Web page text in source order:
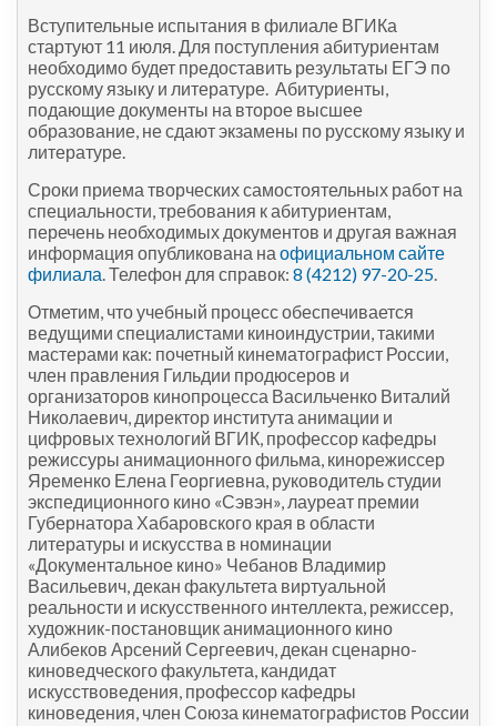
Вступительные испытания в филиале ВГИКа
стартуют 11 июля. Для поступления абитуриентам
необходимо будет предоставить результаты ЕГЭ по
русскому языку и литературе. Абитуриенты,
подающие документы на второе высшее
образование, не сдают экзамены по русскому языку и
литературе.
Сроки приема творческих самостоятельных работ на
специальности, требования к абитуриентам,
перечень необходимых документов и другая важная
информация опубликована на официальном сайте
филиала. Телефон для справок: 8 (4212) 97-20-25.
Отметим, что учебный процесс обеспечивается
ведущими специалистами киноиндустрии, такими
мастерами как: почетный кинематографист России,
член правления Гильдии продюсеров и
организаторов кинопроцесса Васильченко Виталий
Николаевич, директор института анимации и
цифровых технологий ВГИК, профессор кафедры
режиссуры анимационного фильма, кинорежиссер
Яременко Елена Георгиевна, руководитель студии
экспедиционного кино «Сэвэн», лауреат премии
Губернатора Хабаровского края в области
литературы и искусства в номинации
«Документальное кино» Чебанов Владимир
Васильевич, декан факультета виртуальной
реальности и искусственного интеллекта, режиссер,
художник-постановщик анимационного кино
Алибеков Арсений Сергеевич, декан сценарно-
киноведческого факультета, кандидат
искусствоведения, профессор кафедры
киноведения, член Союза кинематографистов России